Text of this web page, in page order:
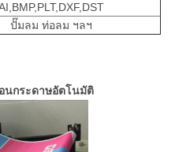
ปั๊มลม ท่อลม ฯลฯ
นกระดาษอัตโนมัติ